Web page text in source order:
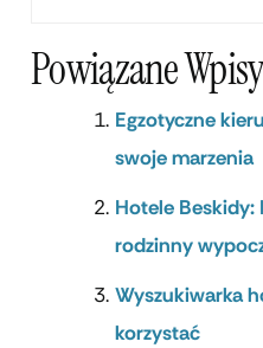
Powiązane
Egzotyczne
swoje marzenia
Hotele Beskidy:
rodzinny
Wyszukiwarka
korzystać